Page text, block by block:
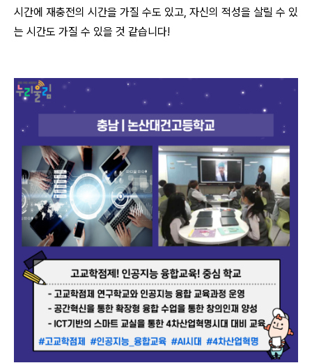
시간에 재충전의 시간을 가질 수도 있고, 자신의 적성을 살릴 수 있
는 시간도 가질 수 있을 것 같습니다!